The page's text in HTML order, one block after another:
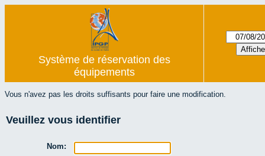
Système de réservation des
équipements
Vous n'avez pas les droits suffisants pour faire une modification.
Veuillez vous identifier
Nom: